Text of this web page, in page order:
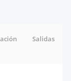
Salidas